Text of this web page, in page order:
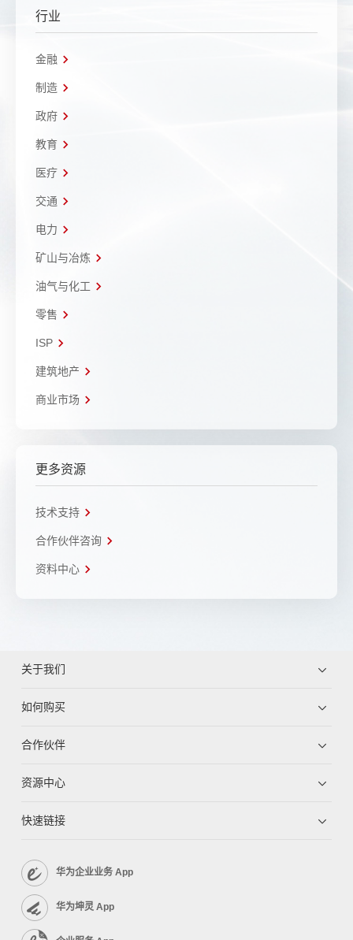
行业
金融
制造
政府
教育
医疗
交通
电力
矿山与冶炼
油气与化工
零售
ISP
建筑地产
商业市场
更多资源
技术支持
合作伙伴咨询
资料中心
关于我们
如何购买
合作伙伴
资源中心
快速链接
华为企业业务 App
华为坤灵 App